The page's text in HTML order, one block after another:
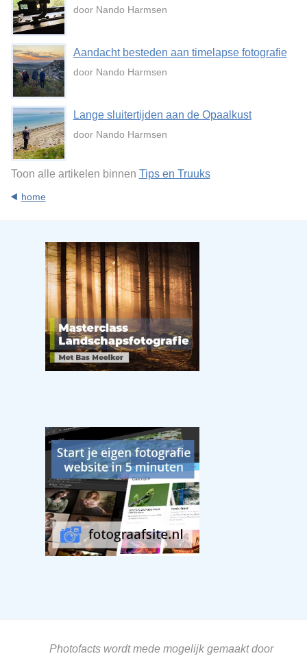
door Nando Harmsen
Aandacht besteden aan timelapse fotografie
door Nando Harmsen
Lange sluitertijden aan de Opaalkust
door Nando Harmsen
Toon alle artikelen binnen Tips en Truuks
home
Photofacts wordt mede mogelijk gemaakt door